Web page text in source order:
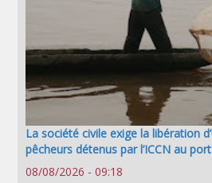
La société civile exige la libération
pêcheurs détenus par l’ICCN au
08/08/2026 - 09:18